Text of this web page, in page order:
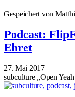
Gespeichert von
Podcast:
Ehret
27. Mai 2017
subculture „Open